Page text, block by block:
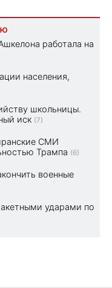
работала на
населения,
школьницы.
иск (7)
СМИ
Трампа (6)
военные
ударами по